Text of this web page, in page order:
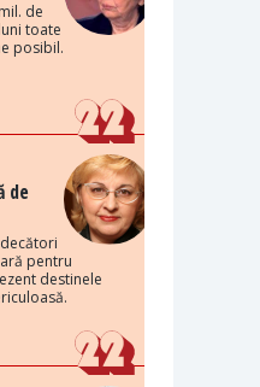
de
toate
posibil.
de
pentru
destinele